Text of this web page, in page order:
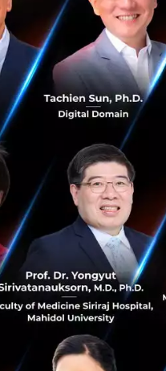
มิถุนายน 28, 2019 | By
PR News DEPA
Toyota เตรียม
พัฒนา EV ที่อินโ
ช่วงไม่กี่ปีที่ผ่านมา
Vehicle กลายเป็น
ในภูมิภาคเอเชียตะ
น้อย เพร...
มิถุนายน 28, 2019 |
692
ASEAN toyota
เด็กไทย สุดเจ๋ง
Analytics แก้ปั
ในขณะที่โลกกำลังพั